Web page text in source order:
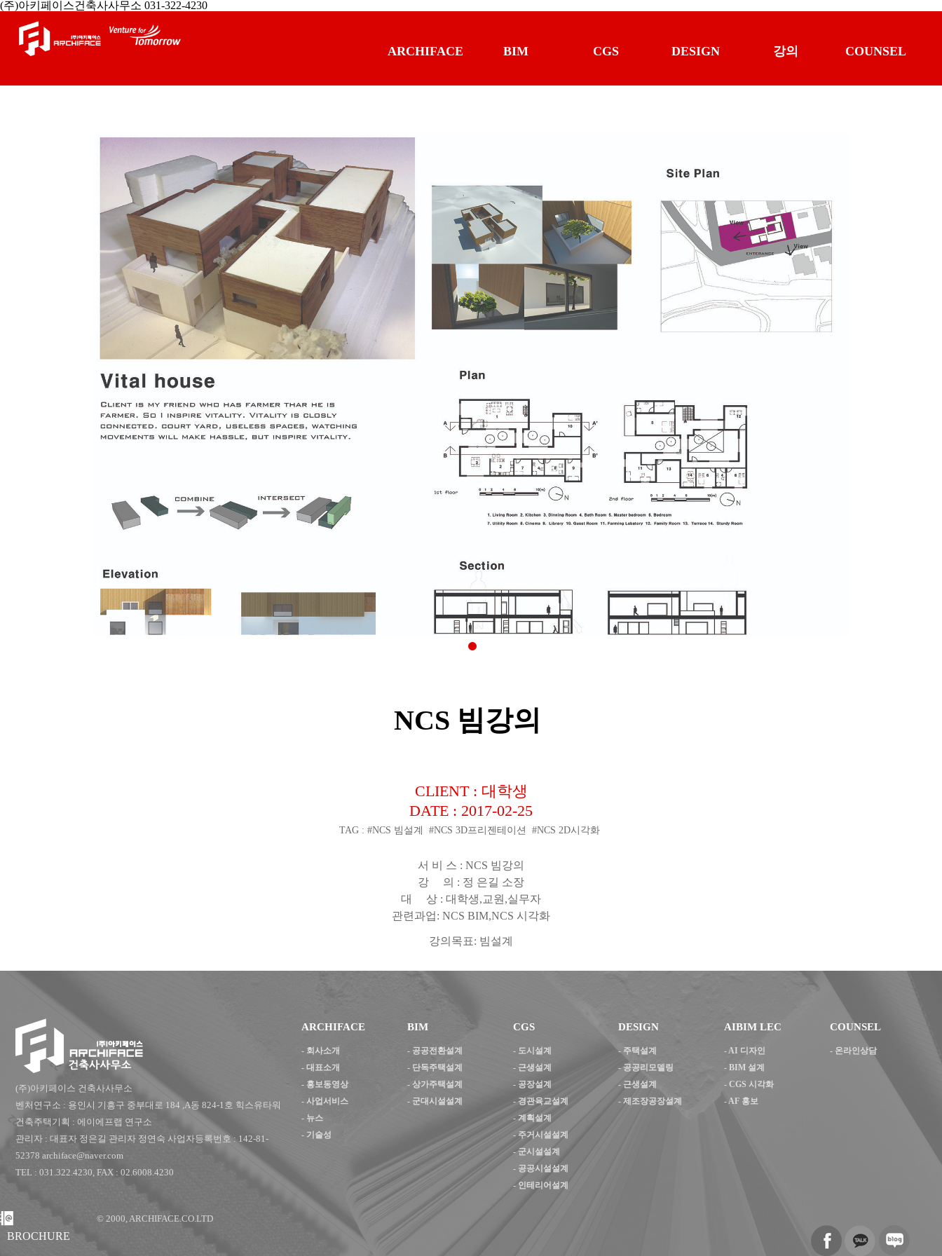
(주)아키페이스건축사사무소 031-322-4230
ARCHIFACE BIM CGS DESIGN 강의 COUNSEL
NCS 빔강의
CLIENT : 대학생
DATE : 2017-02-25
TAG : #NCS 빔설계 #NCS 3D프리젠테이션 #NCS 2D시각화
서 비 스 : NCS 빔강의
강 의 : 정 은길 소장
대 상 : 대학생,교원,실무자
관련과업: NCS BIM,NCS 시각화
강의목표: 빔설계
(주)아키페이스 건축사사무소
벤처연구소 : 용인시 기흥구 중부대로 184 ,A동 824-1호 힉스유타워
건축주택기획 : 에이에프랩 연구소
관리자 : 대표자 정은길 관리자 정연숙 사업자등록번호 : 142-81-
52378 archiface@naver.com
TEL : 031.322.4230, FAX : 02.6008.4230
BROCHURE
© 2000, ARCHIFACE.CO.LTD
ARCHIFACE
- 회사소개
- 대표소개
- 홍보동영상
- 사업서비스
- 뉴스
- 기술성
BIM
- 공공전환설계
- 단독주택설계
- 상가주택설계
- 군대시설설계
CGS
- 도시설계
- 근생설계
- 공장설계
- 경관육교설계
- 계획설계
- 주거시설설계
- 군시설설계
- 공공시설설계
- 인테리어설계
DESIGN
- 주택설계
-공공리모델링
- 근생설계
-제조장공장설계
AIBIM LEC
- AI 디자인
-BIM 설계
-CGS 시각화
- AF 홍보
COUNSEL
- 온라인상담